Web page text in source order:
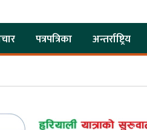
पत्रपत्रिका अन्तर्राष्ट्रिय